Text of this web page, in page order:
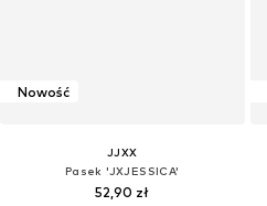
Nowość
JJXX
Pasek 'JXJESSICA'
52,90 zł